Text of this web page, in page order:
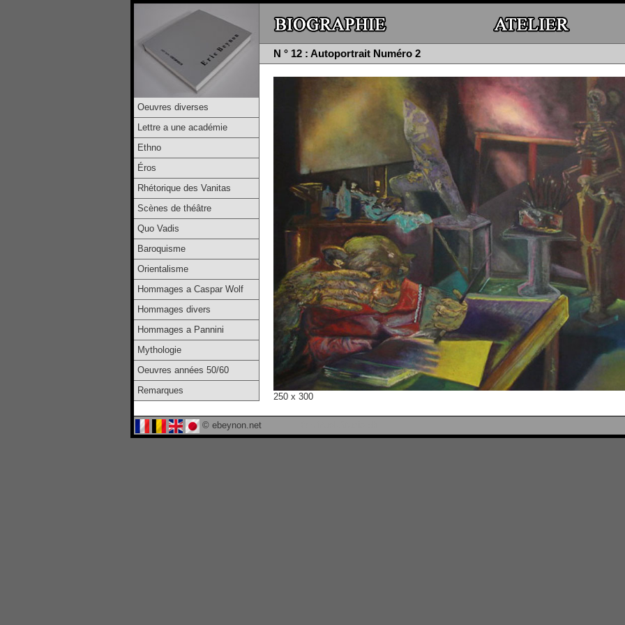
Oeuvres diverses
Lettre a une académie
Ethno
Éros
Rhétorique des Vanitas
Scènes de théâtre
Quo Vadis
Baroquisme
Orientalisme
Hommages a Caspar Wolf
Hommages divers
Hommages a Pannini
Mythologie
Oeuvres années 50/60
Remarques
N ° 12 : Autoportrait Numéro 2
250 x 300
© ebeynon.net